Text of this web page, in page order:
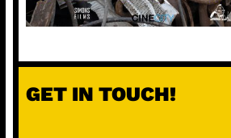
GET IN TOUCH!